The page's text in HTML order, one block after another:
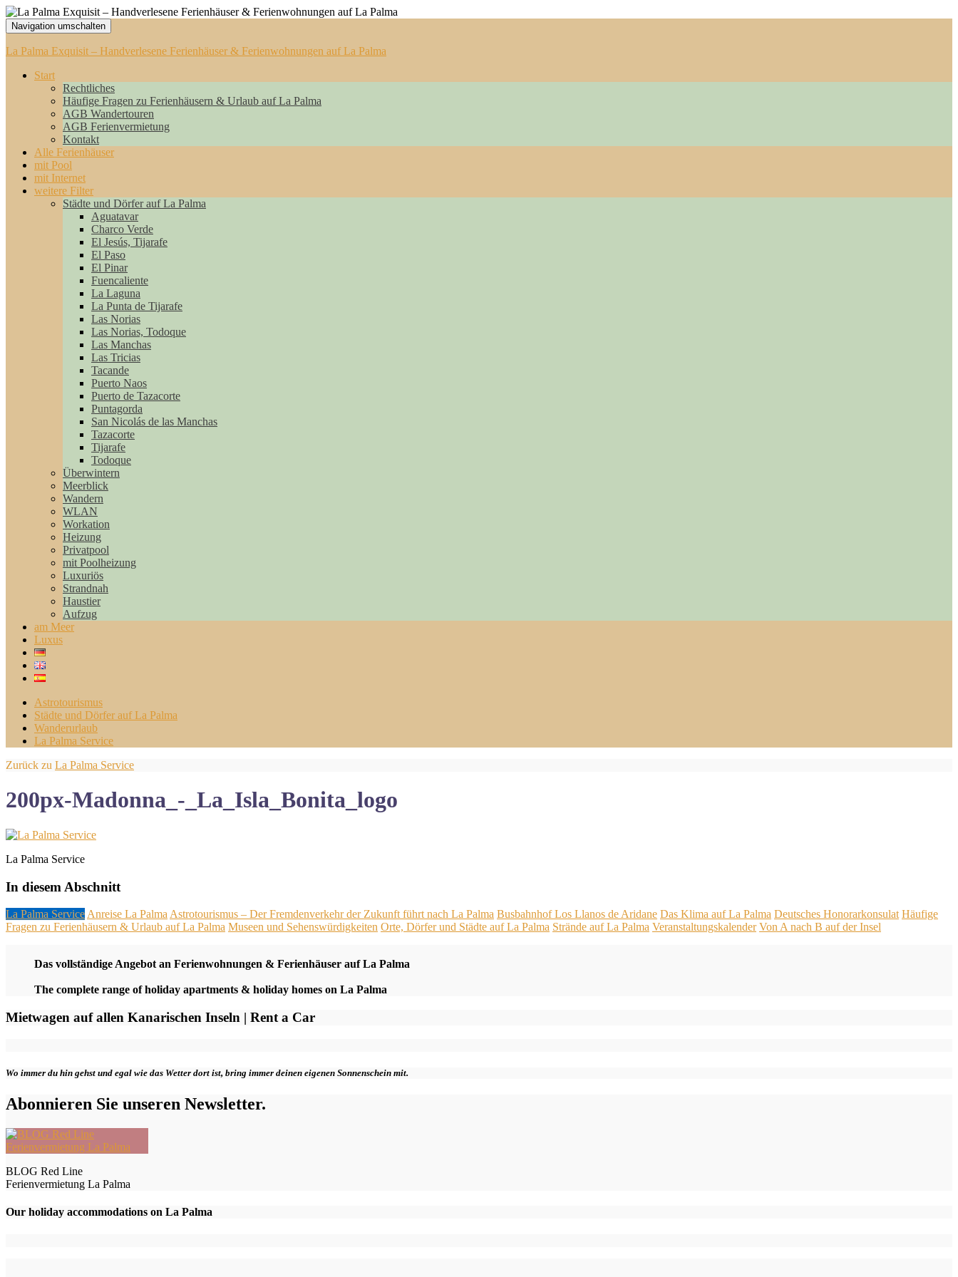
Navigation umschalten
La Palma Exquisit – Handverlesene Ferienhäuser & Ferienwohnungen auf La Palma
Start
Rechtliches
Häufige Fragen zu Ferienhäusern & Urlaub auf La Palma
AGB Wandertouren
AGB Ferienvermietung
Kontakt
Alle Ferienhäuser
mit Pool
mit Internet
weitere Filter
Städte und Dörfer auf La Palma
Aguatavar
Charco Verde
El Jesús, Tijarafe
El Paso
El Pinar
Fuencaliente
La Laguna
La Punta de Tijarafe
Las Norias
Las Norias, Todoque
Las Manchas
Las Tricias
Tacande
Puerto Naos
Puerto de Tazacorte
Puntagorda
San Nicolás de las Manchas
Tazacorte
Tijarafe
Todoque
Überwintern
Meerblick
Wandern
WLAN
Workation
Heizung
Privatpool
mit Poolheizung
Luxuriös
Strandnah
Haustier
Aufzug
am Meer
Luxus
Astrotourismus
Städte und Dörfer auf La Palma
Wanderurlaub
La Palma Service
Zurück zu La Palma Service
200px-Madonna_-_La_Isla_Bonita_logo
La Palma Service
In diesem Abschnitt
La Palma Service Anreise La Palma Astrotourismus – Der Fremdenverkehr der Zukunft führt nach La Palma Busbahnhof Los Llanos de Aridane Das Klima auf La Palma Deutsches Honorarkonsulat Häufige
Fragen zu Ferienhäusern & Urlaub auf La Palma Museen und Sehenswürdigkeiten Orte, Dörfer und Städte auf La Palma Strände auf La Palma Veranstaltungskalender Von A nach B auf der Insel
Das vollständige Angebot an Ferienwohnungen & Ferienhäuser auf La Palma
The complete range of holiday apartments & holiday homes on La Palma
Mietwagen auf allen Kanarischen Inseln | Rent a Car
Wo immer du hin gehst und egal wie das Wetter dort ist, bring immer deinen eigenen Sonnenschein mit.
Abonnieren Sie unseren Newsletter.
BLOG Red Line
Ferienvermietung La Palma
Our holiday accommodations on La Palma